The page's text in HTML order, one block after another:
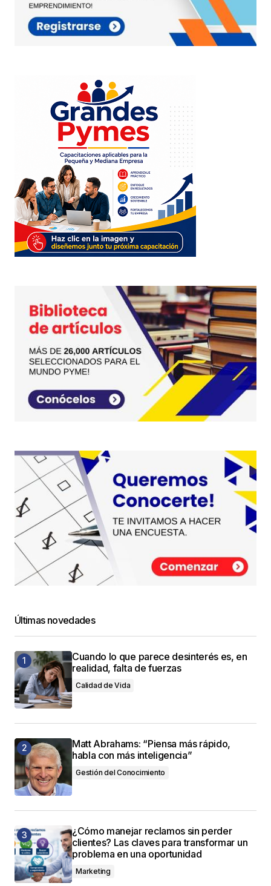
Últimas novedades
Cuando lo que parece desinterés es, en
realidad, falta de fuerzas
Calidad de Vida
Matt Abrahams: “Piensa más rápido,
habla con más inteligencia”
Gestión del Conocimiento
¿Cómo manejar reclamos sin perder
clientes? Las claves para transformar un
problema en una oportunidad
Marketing